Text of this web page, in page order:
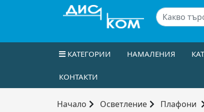
КАТЕГОРИИ НАМАЛЕНИЯ
КОНТАКТИ
Начало Осветление Плафони